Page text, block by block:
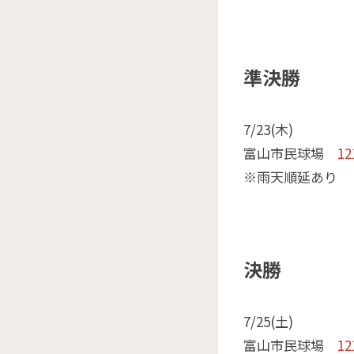
準決勝
7/23(木)
富山市民球場
※雨天順延あり
決勝
7/25(土)
富山市民球場